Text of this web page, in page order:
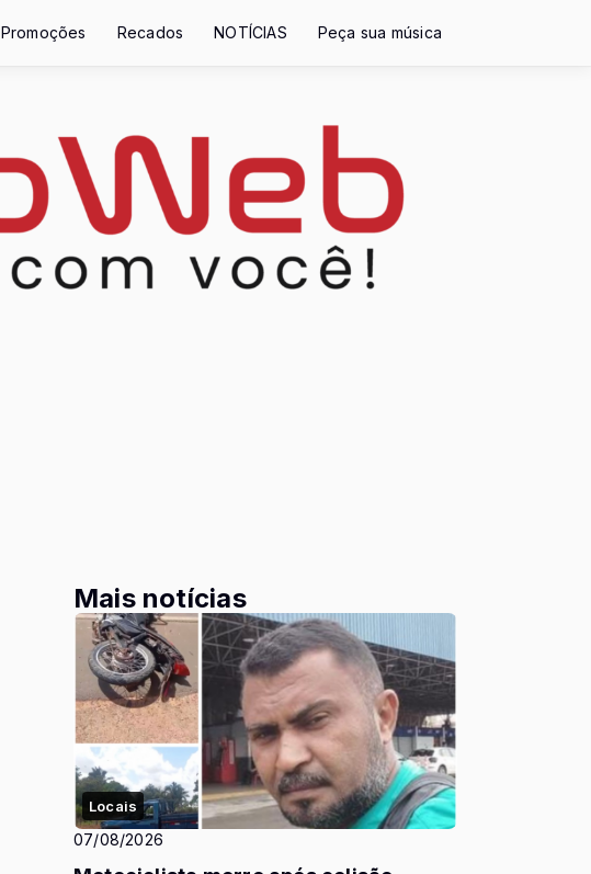
Promoções Recados NOTÍCIAS Peça sua música
Mais notícias
Locais
07/08/2026